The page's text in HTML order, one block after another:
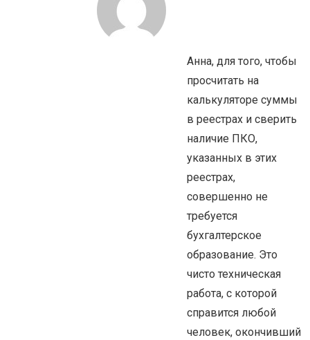
Анна, для того, чтобы
просчитать на
калькуляторе суммы
в реестрах и сверить
наличие ПКО,
указанных в этих
реестрах,
совершенно не
требуется
бухгалтерское
образование. Это
чисто техническая
работа, с которой
справится любой
человек, окончивший